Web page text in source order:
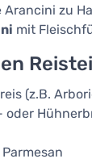
Arancini zu
mit
(z.B.
oder